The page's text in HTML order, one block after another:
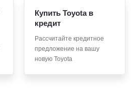
Купить Toyota в
кредит
Рассчитайте кредитное
предложение на вашу
новую Toyota